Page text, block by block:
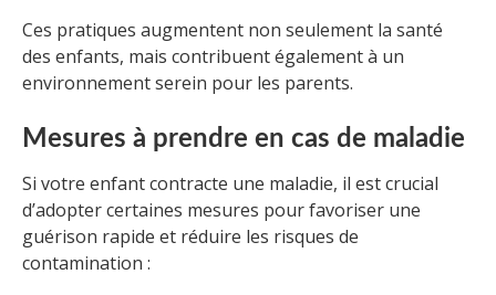
Ces pratiques augmentent non seulement la santé
des enfants, mais contribuent également à un
environnement serein pour les parents.
Mesures à prendre en cas de maladie
Si votre enfant contracte une maladie, il est crucial
d’adopter certaines mesures pour favoriser une
guérison rapide et réduire les risques de
contamination :